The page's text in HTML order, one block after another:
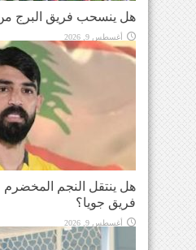
هل ينسحب فريق البرج
أغسطس 9, 2026
هل ينتقل النجم
فريق جويا؟
أغسطس 9, 2026